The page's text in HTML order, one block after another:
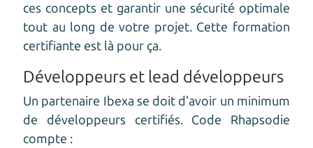
ces concepts et garantir une sécurité optimale
tout au long de votre projet. Cette formation
certifiante est là pour ça.
Développeurs et lead développeurs
Un partenaire Ibexa se doit d'avoir un minimum
de développeurs certifiés. Code Rhapsodie
compte :